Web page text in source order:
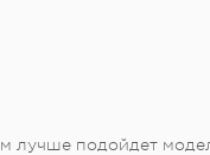
лучше подойдет